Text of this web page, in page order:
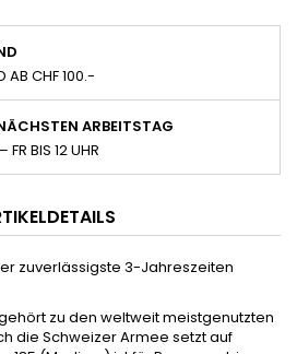
AB CHF 100.-
ARBEITSTAG
FR BIS 12 UHR
der zuverlässigste 3-Jahreszeiten
zu den weltweit meistgenutzten
die Schweizer Armee setzt auf